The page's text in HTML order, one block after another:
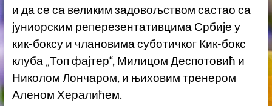
и да се са великим задовољством састао са
јуниорским реперезентативцима Србије у
кик-боксу и члановима суботичког Кик-бокс
клуба „Топ фајтер“, Милицом Деспотовић и
Николом Лончаром, и њиховим тренером
Аленом Хералићем.